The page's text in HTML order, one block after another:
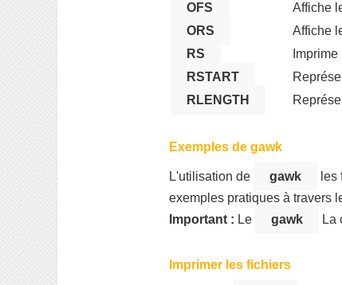
OFS
Affiche
ORS
Affiche
RS
RSTART
RLENGTH
Exemples de gawk
L'utilisation de gawk
exemples pratiques à travers
Important : Le gawk La
Imprimer les fichiers